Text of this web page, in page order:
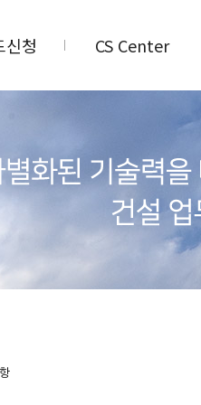
신청 CS Center